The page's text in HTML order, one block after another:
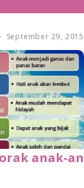
September 29, 2015
anak-